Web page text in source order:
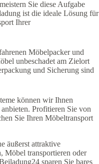
Sie diese Aufgabe
ist die ideale Lösung für
Ihrer
Möbelpacker und
unbeschadet am Zielort
und Sicherung sind
können wir Ihnen
Profitieren Sie von
Sie Ihren Möbeltransport
äußerst attraktive
Möbel transportieren oder
sparen Sie bares